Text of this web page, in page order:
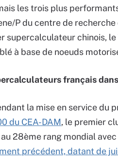
les trois plus
P du centre de
supercalculateur chinois,
à base de noeuds
français
la mise en service du
du CEA-DAM, le premier
28ème rang mondial
précédent, datant de